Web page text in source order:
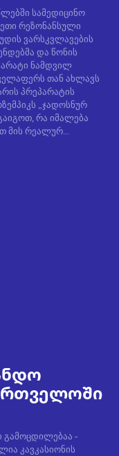
სამედიცინო
რეზონანსული
ვარსკვლავების
და წონის
ნამდვილ
თან ახლავს
პრეპარატის
„ჯადოსნურ
რა იმალება
მის რეალურ...
გამოცდილებაა -
კავკასიონის